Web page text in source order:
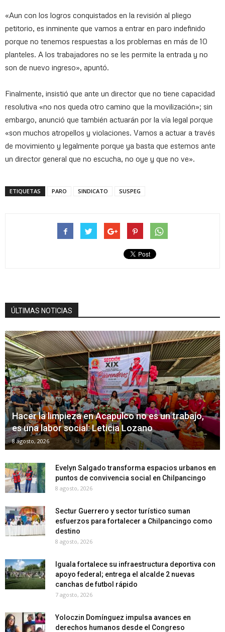
«Aun con los logros conquistados en la revisión al pliego
petitorio, es inminente que vamos a entrar en paro indefinido
porque no tenemos respuestas a los problemas en más de 10
planteles. A los trabajadores no se les permite la entrada y no
son de nuevo ingreso», apuntó.
Finalmente, insistió que ante un director que no tiene capacidad
resolutiva «no nos queda otro camino que la movilización»; sin
embargo, anunció que también actuarán por la vía legal porque
«son muchos atropellos y violaciones. Vamos a actuar a través
de movimiento y legalmente porque ya basta que estemos ante
un director general que no escucha, no oye y que no ve».
ETIQUETAS PARO SINDICATO SUSPEG
ÚLTIMAS NOTICIAS
Hacer la limpieza en Acapulco no es un trabajo,
es una labor social: Leticia Lozano
8 agosto, 2026
Evelyn Salgado transforma espacios urbanos en
puntos de convivencia social en Chilpancingo
8 agosto, 2026
Sectur Guerrero y sector turístico suman
esfuerzos para fortalecer a Chilpancingo como
destino
8 agosto, 2026
Iguala fortalece su infraestructura deportiva con
apoyo federal; entrega el alcalde 2 nuevas
canchas de futbol rápido
7 agosto, 2026
Yoloczin Domínguez impulsa avances en
derechos humanos desde el Congreso